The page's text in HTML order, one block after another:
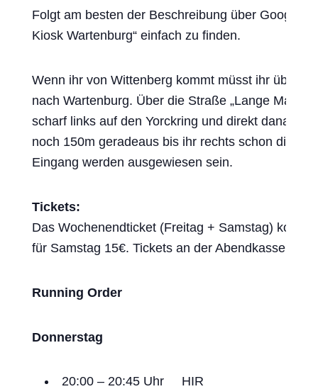
Folgt am besten der Beschreibung über Google
Kiosk Wartenburg“ einfach zu finden.
Wenn ihr von Wittenberg kommt müsst ihr über
nach Wartenburg. Über die Straße „Lange
scharf links auf den Yorckring und direkt danach
noch 150m geradeaus bis ihr rechts schon die
Eingang werden ausgewiesen sein.
Tickets:
Das Wochenendticket (Freitag + Samstag)
für Samstag 15€. Tickets an der Abendkasse
Running Order
Donnerstag
20:00 – 20:45 Uhr HIR